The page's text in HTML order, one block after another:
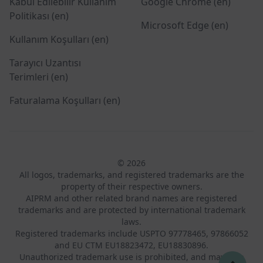
Politikası (en)
Kullanım Koşulları (en)
Tarayıcı Uzantısı
Terimleri (en)
Faturalama Koşulları (en)
Microsoft Edge (en)
© 2026
All logos, trademarks, and registered trademarks are the
property of their respective owners.
AIPRM and other related brand names are registered
trademarks and are protected by international trademark
laws.
Registered trademarks include USPTO 97778465, 97866052
and EU CTM EU18823472, EU18830896.
Unauthorized trademark use is prohibited, and may be a